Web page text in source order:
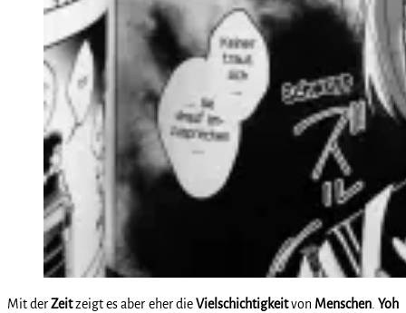
Mit derZeitzeigt es aber eher dieVielschichtigkeitvon Menschen.Yoh